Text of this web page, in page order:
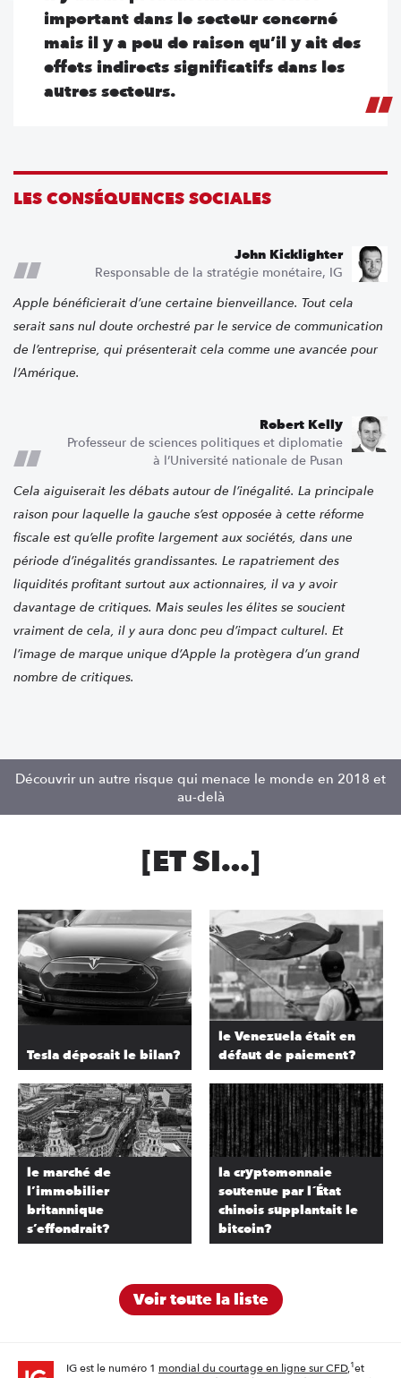
important dans le secteur concerné
mais il y a peu de raison qu’il y ait des
effets indirects significatifs dans les
autres secteurs.
LES CONSÉQUENCES SOCIALES
John Kicklighter
Responsable de la stratégie monétaire, IG
Apple bénéficierait d’une certaine bienveillance. Tout cela
serait sans nul doute orchestré par le service de communication
de l’entreprise, qui présenterait cela comme une avancée pour
l’Amérique.
Robert Kelly
Professeur de sciences politiques et diplomatie
à l’Université nationale de Pusan
Cela aiguiserait les débats autour de l’inégalité. La principale
raison pour laquelle la gauche s’est opposée à cette réforme
fiscale est qu’elle profite largement aux sociétés, dans une
période d’inégalités grandissantes. Le rapatriement des
liquidités profitant surtout aux actionnaires, il va y avoir
davantage de critiques. Mais seules les élites se soucient
vraiment de cela, il y aura donc peu d’impact culturel. Et
l’image de marque unique d’Apple la protègera d’un grand
nombre de critiques.
Découvrir un autre risque qui menace le monde en 2018 et
au-delà
[ET SI…]
Tesla déposait le bilan?
le Venezuela était en
défaut de paiement?
le marché de
l’immobilier
britannique
s’effondrait?
la cryptomonnaie
soutenue par l´État
chinois supplantait le
bitcoin?
Voir toute la liste
IG est le numéro 1 mondial du courtage en ligne sur CFD,1et